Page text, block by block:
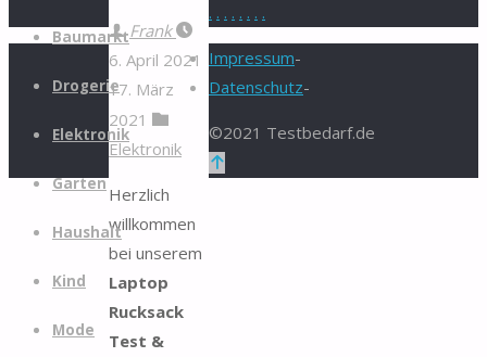
Zum
springen
Baumarkt
Drogerie
Elektronik
Garten
Haushalt
Kind
Mode
Frank
6. April 2021
17. März
2021
Elektronik
Herzlich
willkommen
bei unserem
Laptop
Rucksack
Test &
. . . . . . . .
Impressum-
Datenschutz-
©2021 Testbedarf.de
Zurück